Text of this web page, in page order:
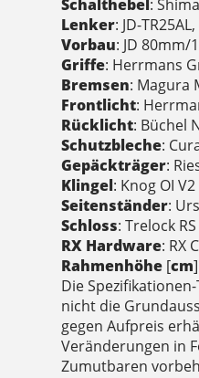
Schalthebel:
Lenker: JD-
Vorbau: JD 80mm/
Griffe: Herrmans
Bremsen: Magura
Frontlicht:
Rücklicht: Büchel
Schutzbleche:
Gepäckträger:
Klingel: Knog OI V2
Seitenständer:
Schloss: Trelock
RX Hardware: RX
Rahmenhöhe [cm
Die
nicht die
gegen Aufpreis
Veränderungen in
Zumutbaren